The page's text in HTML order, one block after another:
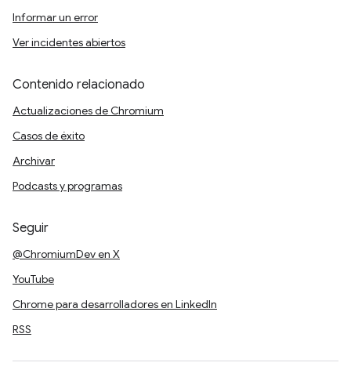
Informar un error
Ver incidentes abiertos
Contenido relacionado
Actualizaciones de Chromium
Casos de éxito
Archivar
Podcasts y programas
Seguir
@ChromiumDev en X
YouTube
Chrome para desarrolladores en LinkedIn
RSS